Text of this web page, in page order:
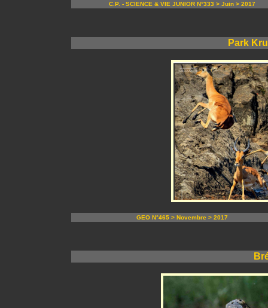
C.P. - SCIENCE & VIE JUNIOR N°333 > Juin > 2017
Park
GEO N°465 > Novembre > 2017